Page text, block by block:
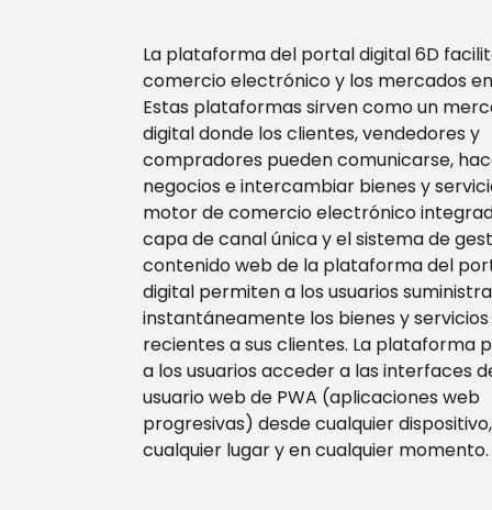
libertad financiera:
libere el poder de la
solución de billetera
móvil
La plataforma del portal digital 6D
comercio electrónico y los mercados
Estas plataformas sirven como un
digital donde los clientes, vendedores y
compradores pueden comunicarse,
negocios e intercambiar bienes y
motor de comercio electrónico
capa de canal única y el sistema de
contenido web de la plataforma del
digital permiten a los usuarios
instantáneamente los bienes y
recientes a sus clientes. La plataforma
a los usuarios acceder a las interfaces
usuario web de PWA (aplicaciones web
progresivas) desde cualquier
cualquier lugar y en cualquier momento.